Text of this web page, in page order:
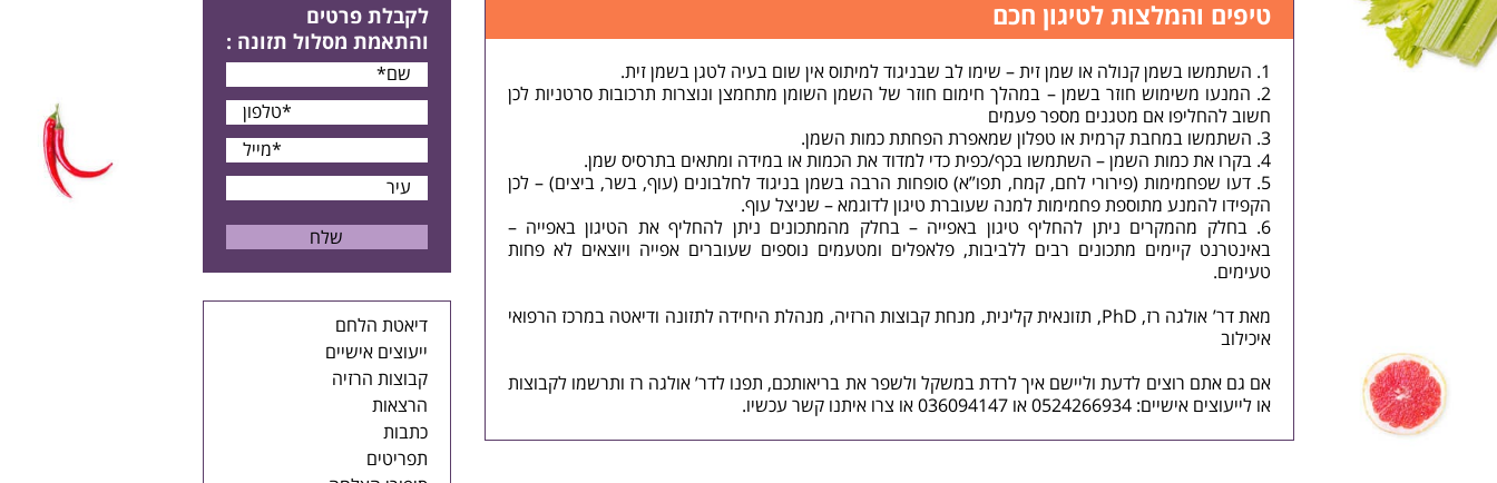
טיפים והמלצות לטיגון חכם
1. השתמשו בשמן קנולה או שמן זית – שימו לב שבניגוד למיתוס אין שום בעיה לטגן בשמן זית.
2. המנעו משימוש חוזר בשמן – במהלך חימום חוזר של השמן השומן מתחמצן ונוצרות תרכובות סרטניות לכן
חשוב להחליפו אם מטגנים מספר פעמים
3. השתמשו במחבת קרמית או טפלון שמאפרת הפחתת כמות השמן.
4. בקרו את כמות השמן – השתמשו בכף/כפית כדי למדוד את הכמות או במידה ומתאים בתרסיס שמן.
5. דעו שפחמימות (פירורי לחם, קמח, תפו”א) סופחות הרבה בשמן בניגוד לחלבונים (עוף, בשר, ביצים) – לכן
הקפידו להמנע מתוספת פחמימות למנה שעוברת טיגון לדוגמא – שניצל עוף.
6. בחלק מהמקרים ניתן להחליף טיגון באפייה – בחלק מהמתכונים ניתן להחליף את הטיגון באפייה –
באינטרנט קיימים מתכונים רבים ללביבות, פלאפלים ומטעמים נוספים שעוברים אפייה ויוצאים לא פחות
טעימים.
מאת דר’ אולגה רז, PhD, תזונאית קלינית, מנחת קבוצות הרזיה, מנהלת היחידה לתזונה ו
דיאטה במרכז הרפואי
איכילוב
אם גם אתם רוצים לדעת וליישם איך לרדת במשקל ולשפר את בריאותכם, תפנו לדר’ אולגה רז ותרשמו לקבוצות
או לייעוצים אישיים: 0524266934 או 036094147 או
צרו איתנו קשר עכשיו.
לקבלת פרטים
והתאמת מסלול תזונה :
דיאטת הלחם
ייעוצים אישיים
קבוצות הרזיה
הרצאות
כתבות
תפריטים